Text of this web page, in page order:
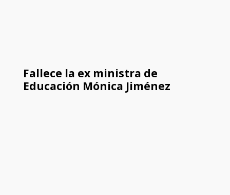
Fallece la ex ministra de
Educación Mónica Jiménez